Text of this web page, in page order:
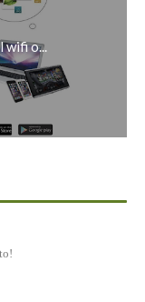
wifi o...